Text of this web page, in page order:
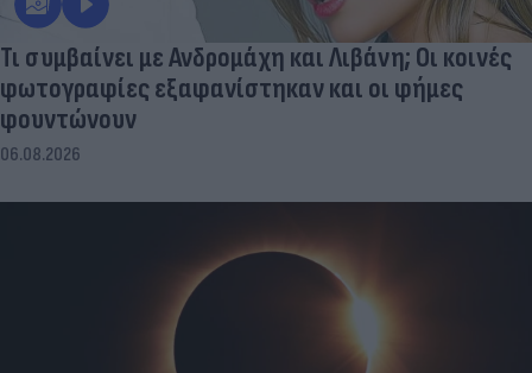
Τι συμβαίνει με Ανδρομάχη και Λιβάνη; Οι κοινές
φωτογραφίες εξαφανίστηκαν και οι φήμες
φουντώνουν
06.08.2026